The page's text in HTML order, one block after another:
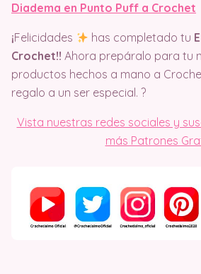
Diadema en Punto Puff a Crochet
¡Felicidades has completado tu
Crochet!! Ahora prepáralo para tu
productos hechos a mano a
regalo a un ser especial. ?
Vista nuestras redes sociales y
más Patrones